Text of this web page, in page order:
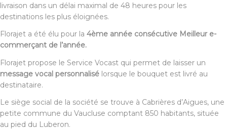
livraison dans un délai maximal de 48 heures pour les
destinations les plus éloignées.
Florajet a été élu pour la 4ème année consécutive Meilleur e-
commerçant de l’année.
Florajet propose le Service Vocast qui permet de laisser un
message vocal personnalisé lorsque le bouquet est livré au
destinataire.
Le siège social de la société se trouve à Cabrières d’Aigues, une
petite commune du Vaucluse comptant 850 habitants, située
au pied du Luberon.